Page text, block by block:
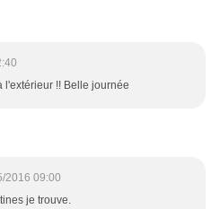
l'extérieur !! Belle journée
2016 09:00
je trouve.